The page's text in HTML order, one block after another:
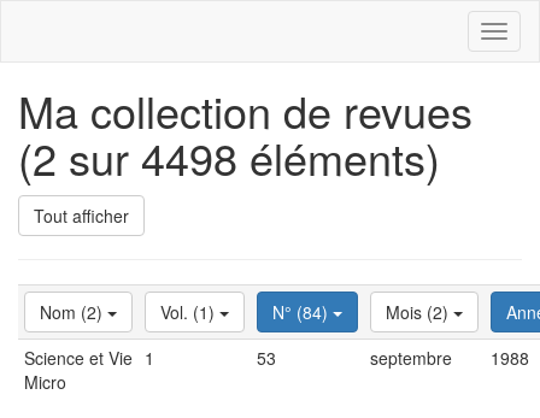
Ma collection de revues
(2 sur 4498 éléments)
Tout afficher
Nom (2) Vol. (1) N° (84) Mois (2)
Science et Vie
Micro
1 53 septembre 1988